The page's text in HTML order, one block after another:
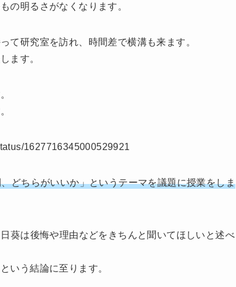
の明るさがなくなります。
て研究室を訪れ、時間差で横溝も来ます。
ます。
1627716345000529921
どちらがいいか」というテーマを議題に授業をしま
葵は後悔や理由などをきちんと聞いてほしいと述べ
という結論に至ります。